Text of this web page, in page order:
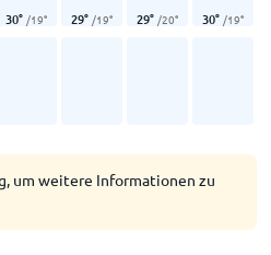
30° /19° 29° /19° 29° /20° 30° /19°
um weitere Informationen zu